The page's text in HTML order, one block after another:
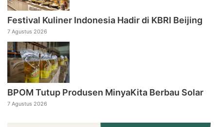
Festival Kuliner Indonesia Hadir di KBRI Beijing
7 Agustus 2026
BPOM Tutup Produsen MinyaKita Berbau Solar
7 Agustus 2026